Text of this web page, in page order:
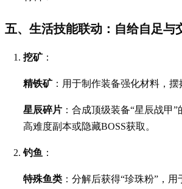
五、生活技能联动：自给自足与
挖矿：
精铁矿：用于制作装备强化材料，摆
星辰碎片 ：合成顶级装备“星辰战甲
高难度副本或隐藏BOSS获取。
钓鱼 ：
特殊鱼类 ：分解后获得“珍珠粉”，